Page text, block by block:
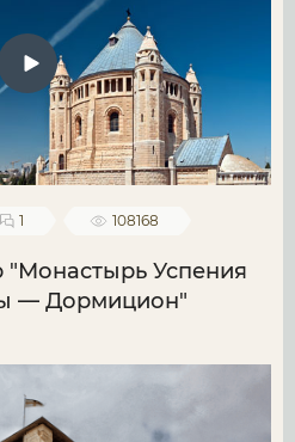
1 108168
"Монастырь Успения
— Дормицион"